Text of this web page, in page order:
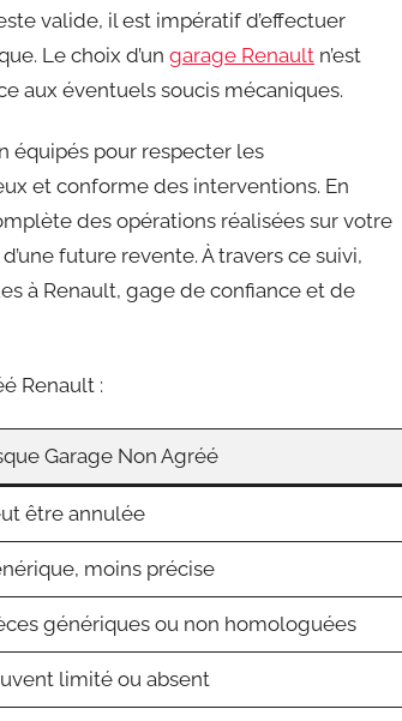
valide, il est impératif d’effectuer
Le choix d’un garage Renault n’est
aux éventuels soucis mécaniques.
équipés pour respecter les
et conforme des interventions. En
des opérations réalisées sur votre
future revente. À travers ce suivi,
à Renault, gage de confiance et de
Renault :
Garage Non Agréé
être annulée
moins précise
génériques ou non homologuées
limité ou absent